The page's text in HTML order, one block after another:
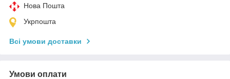
Нова Пошта
Укрпошта
Всі умови доставки
Умови оплати